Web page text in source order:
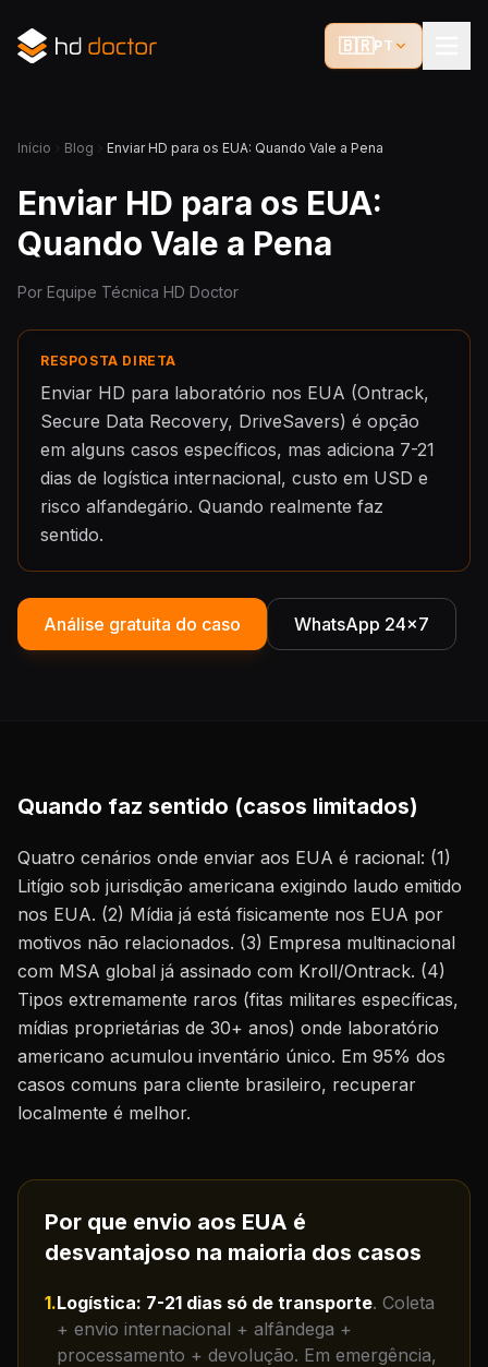
🇧🇷 PT
Início Blog Enviar HD para os EUA: Quando Vale a Pena
Enviar HD para os EUA:
Quando Vale a Pena
Por Equipe Técnica HD Doctor
RESPOSTA DIRETA
Enviar HD para laboratório nos EUA (Ontrack,
Secure Data Recovery, DriveSavers) é opção
em alguns casos específicos, mas adiciona 7-21
dias de logística internacional, custo em USD e
risco alfandegário. Quando realmente faz
sentido.
Análise gratuita do caso WhatsApp 24×7
Quando faz sentido (casos limitados)
Quatro cenários onde enviar aos EUA é racional: (1)
Litígio sob jurisdição americana exigindo laudo emitido
nos EUA. (2) Mídia já está fisicamente nos EUA por
motivos não relacionados. (3) Empresa multinacional
com MSA global já assinado com Kroll/Ontrack. (4)
Tipos extremamente raros (fitas militares específicas,
mídias proprietárias de 30+ anos) onde laboratório
americano acumulou inventário único. Em 95% dos
casos comuns para cliente brasileiro, recuperar
localmente é melhor.
Por que envio aos EUA é
desvantajoso na maioria dos casos
1.Logística: 7-21 dias só de transporte. Coleta
+ envio internacional + alfândega +
processamento + devolução. Em emergência,